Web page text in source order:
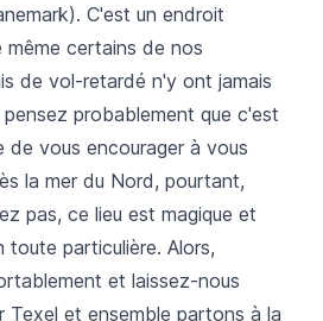
C'est un endroit
même certains de nos
de vol-retardé n'y ont jamais
probablement que c'est
de vous encourager à vous
la mer du Nord, pourtant,
pas, ce lieu est magique et
toute particulière. Alors,
et laissez-nous
Texel et ensemble partons à la